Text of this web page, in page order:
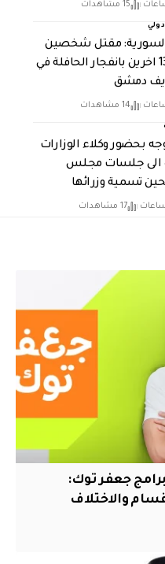
15 مشاهدات
مقتل شخصين
وإصابة 13 اخرين بانفجار الحافلة في
دمشق
14 مشاهدات
بحضور وكلاء الوزارات
الى جلسات مجلس
تسمية وزرائها
17 مشاهدات
جعفر توك:
والاختلاف